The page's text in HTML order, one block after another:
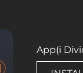
App(i